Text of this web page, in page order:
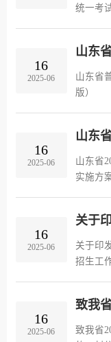
统一考
如下：
16
2025-06
山东省
版）
16
2025-06
山东省
实施方
16
2025-06
关于印
招生工
16
2025-06
致我省